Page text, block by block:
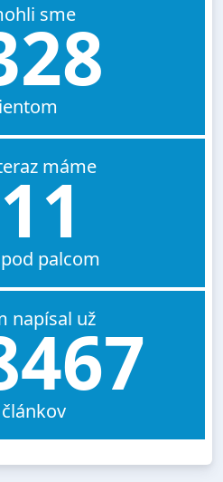
sme
máme
palcom
napísal už
článkov